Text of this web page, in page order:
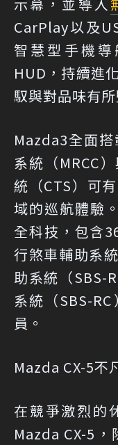
CarPlay以及
智慧型手機
HUD，持續進
馭與對品味有
Mazda3全面
系統（MRCC
統（CTS）可
域的巡航體驗
全科技，包含
行煞車輔助系
助系統（SBS-
系統（SBS-
員。
Mazda CX-5不
在競爭激烈的
Mazda CX-5